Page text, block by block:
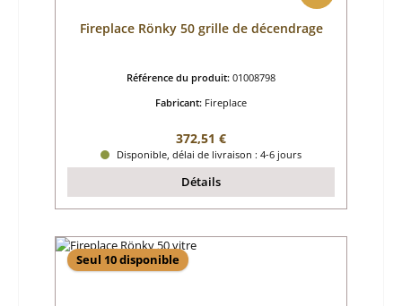
Fireplace Rönky 50 grille de décendrage
Référence du produit: 01008798
Fabricant: Fireplace
Prix régulier :
372,51 €
Disponible, délai de livraison : 4-6 jours
Détails
Seul 10 disponible